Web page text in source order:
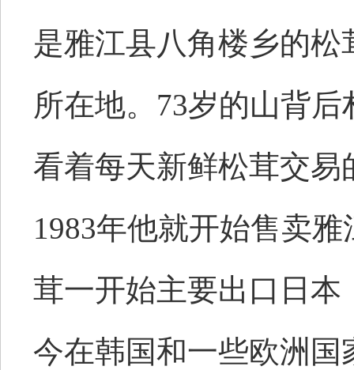
是雅江县八角楼乡的
所在地。73岁的山背
看着每天新鲜松茸交
1983年他就开始售卖
茸一开始主要出口日
今在韩国和一些欧洲国